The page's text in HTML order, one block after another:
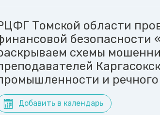
Томской области
безопасности
схемы
и
Добавить в календарь